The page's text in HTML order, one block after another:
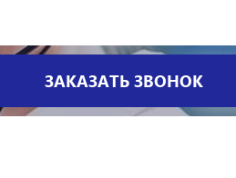
ЗАКАЗАТЬ ЗВОНОК